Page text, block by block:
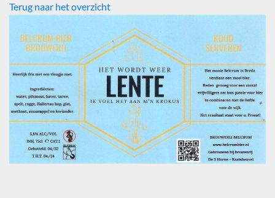
Terug naar het overzicht